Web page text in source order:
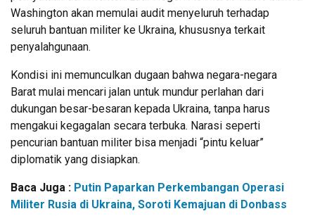
Washington akan memulai audit menyeluruh terhadap
seluruh bantuan militer ke Ukraina, khususnya terkait
penyalahgunaan.
Kondisi ini memunculkan dugaan bahwa negara-negara
Barat mulai mencari jalan untuk mundur perlahan dari
dukungan besar-besaran kepada Ukraina, tanpa harus
mengakui kegagalan secara terbuka. Narasi seperti
pencurian bantuan militer bisa menjadi “pintu keluar”
diplomatik yang disiapkan.
Baca Juga : Putin Paparkan Perkembangan Operasi
Militer Rusia di Ukraina, Soroti Kemajuan di Donbass